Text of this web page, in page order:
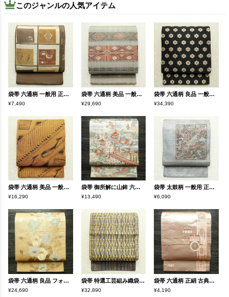
このジャンルの人気アイテム
袋帯 六通柄 一般用 正絹 幾何学柄・抽象柄 帯 茶
¥7,490
袋帯 六通柄 美品 一般用 正絹 縞柄・線柄 帯 緑・うぐいす色
¥29,690
袋帯 六通柄 良品 一般用 正絹 花柄 リサイクル帯 帯 モダン 洒落 黒
¥34,390
袋帯 六通柄 美品 一般用 正絹 幾何学柄・抽象柄 帯 黄・黄土色
¥16,290
袋帯 御所解に山鉾 六通柄 良品 フォーマル用 正絹 風景柄 クリーム
¥13,490
袋帯 太鼓柄 一般用 正絹 木の葉・植物柄 箔 刺繍 グレー
¥6,090
袋帯 六通柄 良品 フォーマル用 正絹 花柄 金糸 帯 入学式 卒業式 ベージュ
¥24,690
袋帯 特選工芸組み織袋帯 ひなや 太鼓柄 良品 フォーマル用 正絹 縞柄・線柄 金糸 帯 紫・藤色
¥32,890
袋帯 六通柄 正絹 古典柄 箔 刺繍 御所車 ピンク
¥4,190